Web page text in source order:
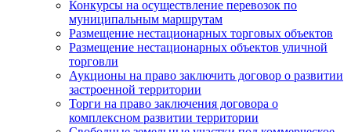
Конкурсы на осуществление перевозок по
муниципальным маршрутам
Размещение нестационарных торговых объектов
Размещение нестационарных объектов уличной
торговли
Аукционы на право заключить договор о развитии
застроенной территории
Торги на право заключения договора о
комплексном развитии территории